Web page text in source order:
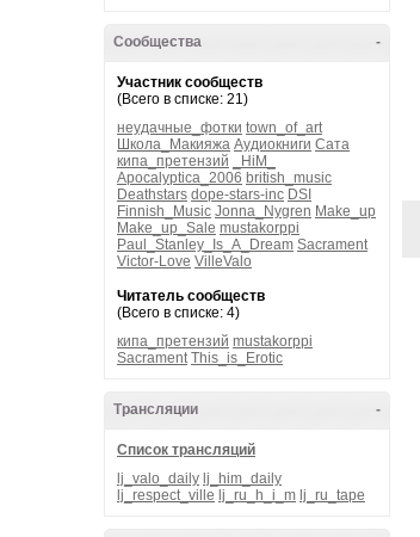
-
Сообщества
Участник сообществ
(Всего в списке: 21)
неудачные_фотки town_of_art
Школа_Макияжа Аудиокниги Сата
кипа_претензий
_HiM_
Apocalyptica_2006 british_music
Deathstars dope-stars-inc DSI
Finnish_Music Jonna_Nygren Make_up
Make_up_Sale mustakorppi
Paul_Stanley_Is_A_Dream Sacrament
Victor-Love VilleValo
Читатель сообществ
(Всего в списке: 4)
кипа_претензий mustakorppi
Sacrament This_is_Erotic
-
Трансляции
Список трансляций
lj_valo_daily lj_him_daily
lj_respect_ville lj_ru_h_i_m lj_ru_tape